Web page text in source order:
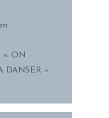
« ON
DANSER »